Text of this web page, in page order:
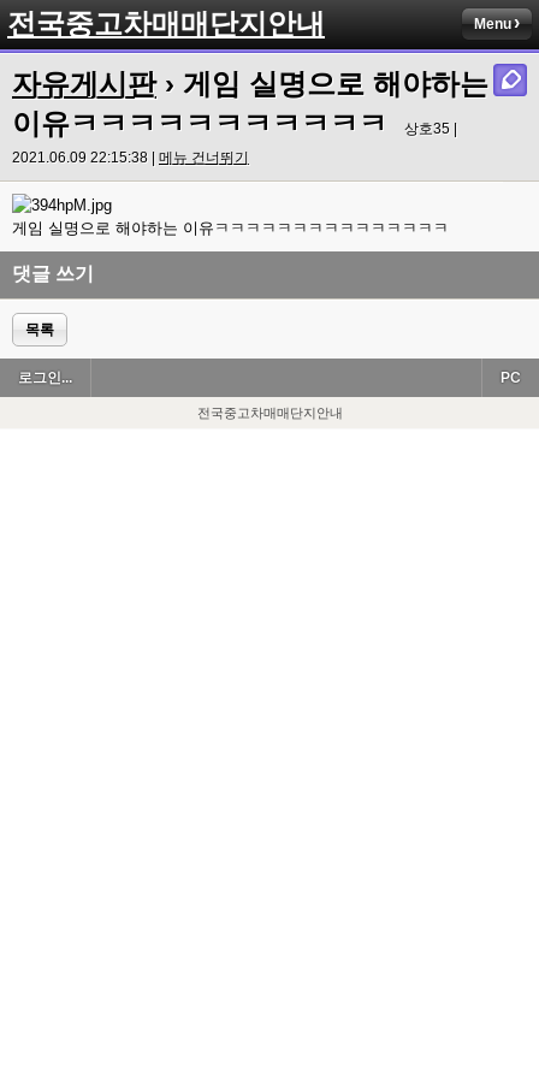
전국중고차매매단지안내 Menu
자유게시판› 게임 실명으로 해야하는
이유ㅋㅋㅋㅋㅋㅋㅋㅋㅋㅋㅋ
상호35 |
2021.06.09 22:15:38 | 메뉴 건너뛰기
게임 실명으로 해야하는 이유ㅋㅋㅋㅋㅋㅋㅋㅋㅋㅋㅋㅋㅋㅋㅋ
댓글 쓰기
목록
로그인... PC
전국중고차매매단지안내